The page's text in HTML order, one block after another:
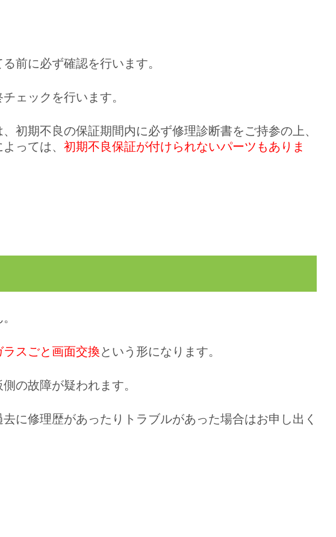
前に必ず確認を行います。
ェックを行います。
初期不良の保証期間内に必ず修理診断書をご持参の上、
っては、 初期不良保証が付けられないパーツもありま
ラスごと画面交換という形になります。
の故障が疑われます。
に修理歴があったりトラブルがあった場合はお申し出く